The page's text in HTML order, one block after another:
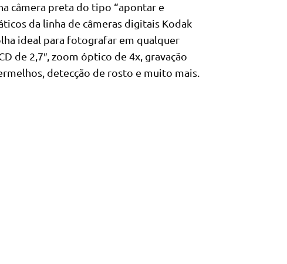
câmera preta do tipo “apontar e
da linha de câmeras digitais Kodak
ideal para fotografar em qualquer
de 2,7″, zoom óptico de 4x, gravação
detecção de rosto e muito mais.